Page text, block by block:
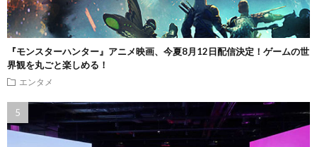
『モンスターハンター』アニメ映画、今夏8月12日配信決定！ゲームの世
界観を丸ごと楽しめる！
エンタメ